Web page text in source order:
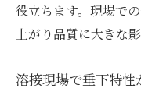
役立ちます。現場で
上がり品質に大きな
溶接現場で垂下特